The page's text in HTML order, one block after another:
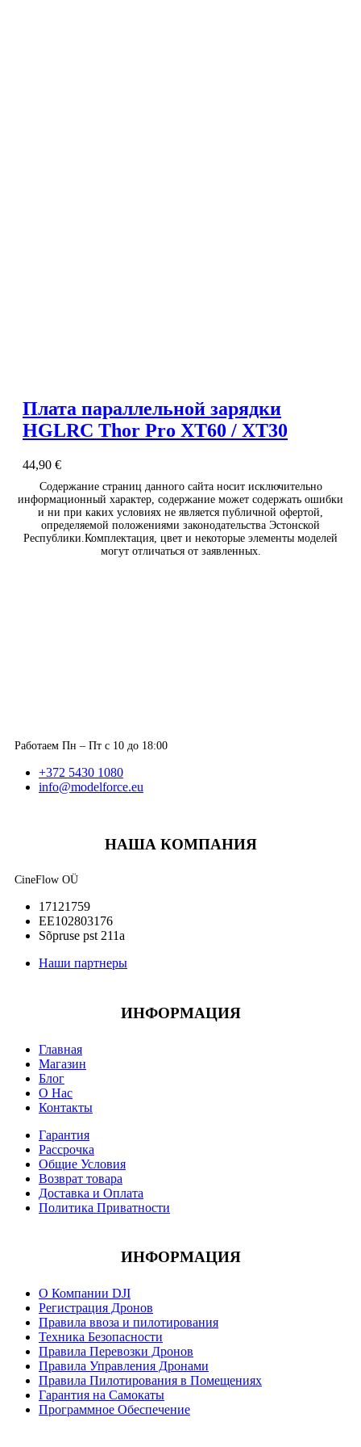
Плата параллельной зарядки
HGLRC Thor Pro XT60 / XT30
44,90 €
Содержание страниц данного сайта носит исключительно
информационный характер, содержание может содержать ошибки
и ни при каких условиях не является публичной офертой,
определяемой положениями законодательства Эстонской
Республики.Комплектация, цвет и некоторые элементы моделей
могут отличаться от заявленных.
Работаем Пн – Пт с 10 до 18:00
+372 5430 1080
info@modelforce.eu
НАША КОМПАНИЯ
CineFlow OÜ
17121759
EE102803176
Sõpruse pst 211a
Наши партнеры
ИНФОРМАЦИЯ
Главная
Магазин
Блог
О Нас
Контакты
Гарантия
Рассрочка
Общие Условия
Возврат товара
Доставка и Оплата
Политика Приватности
ИНФОРМАЦИЯ
О Компании DJI
Регистрация Дронов
Правила ввоза и пилотирования
Техника Безопасности
Правила Перевозки Дронов
Правила Управления Дронами
Правила Пилотирования в Помещениях
Гарантия на Самокаты
Программное Обеспечение